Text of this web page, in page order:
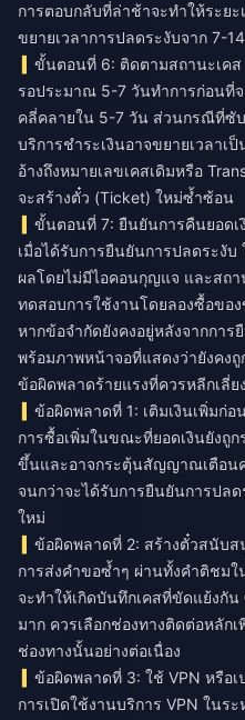
การตอบกลับที่ล่าช้าจะทำให้ระย
ขยายเวลาการปลดระงับจาก 7-
ขั้นตอนที่ 6: ติดตามสถานะเคส
รอประมาณ 5-7 วันทำการก่อนที่
คลี่คลายใน 5-7 วัน ส่วนกรณีที่ซั
บริการชำระเงินอาจขยายเวลาเ
อ้างถึงหมายเลขเคสเดิมหรือ
จะสร้างตั๋ว (Ticket) ใหม่ซ้ำซ้อน
ขั้นตอนที่ 7: ยืนยันการคืนยอดเ
เมื่อได้รับการยืนยันการปลดระงั
ผลโดยไม่มีไอคอนกุญแจ และสถา
ทดสอบการใช้งานโดยลองซื้อขอ
หากข้อจำกัดยังคงอยู่หลังจากกา
พร้อมภาพหน้าจอที่แสดงว่ายังคงถู
ข้อผิดพลาดร้ายแรงที่ควรหลีกเลี่ยง
ข้อผิดพลาดที่ 1: เติมเงินเพิ่มก่
การซื้อเพิ่มในขณะที่ยอดเงินยังถู
ขึ้นและอาจกระตุ้นสัญญาณเตือน
จนกว่าจะได้รับการยืนยันการปล
ใหม่
ข้อผิดพลาดที่ 2: สร้างตั๋วสนับส
การส่งคำขอซ้ำๆ ผ่านทั้งคำติชม
จะทำให้เกิดบันทึกเคสที่ขัดแย้งกั
มาก ควรเลือกช่องทางติดต่อหลัก
ช่องทางนั้นอย่างต่อเนื่อง
ข้อผิดพลาดที่ 3: ใช้ VPN หรือ
การเปิดใช้งานบริการ VPN ในร